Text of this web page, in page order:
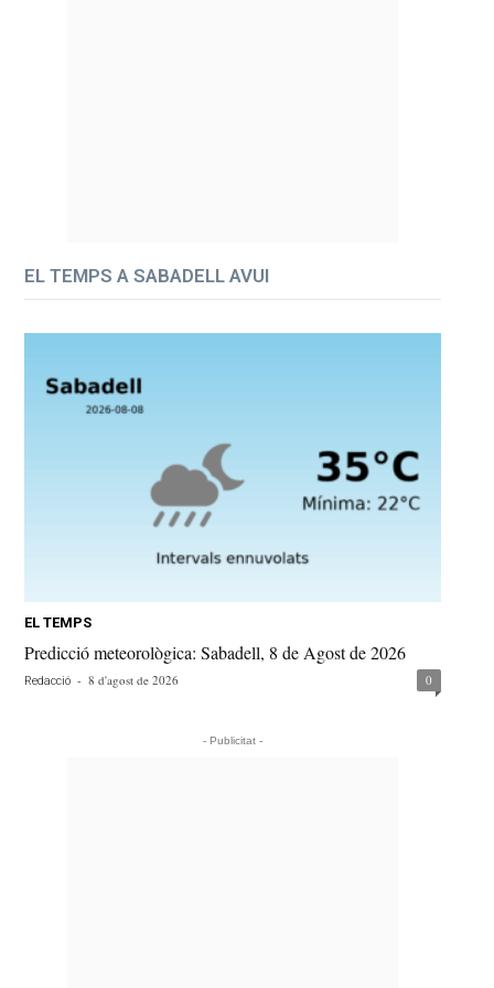
EL TEMPS A SABADELL AVUI
EL TEMPS
Predicció meteorològica: Sabadell, 8 de Agost de 2026
Redacció - 8 d'agost de 2026 0
- Publicitat -